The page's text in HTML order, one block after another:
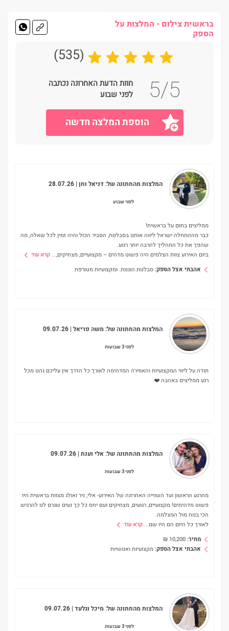
בראשית צילום - המלצות על
הספק
(535)
5/5
חוות הדעת האחרונה נכתבה
לפני שבוע
הוספת המלצה חדשה
לפני שבוע
המלצות מהחתונה של:דניאל וחן | 28.07.26
ממליצים בחום על בראשית!
כבר מההתחלה ישראל ליווה אותנו בסבלנות, הסביר הכול והיה זמין לכל שאלה, מה
שהפך את כל התהליך להרבה יותר רגוע.
ביום האירוע צוות הצלמים היה פשוט מדהים – מקצועיים, מצחיקים,... קרא עוד
אהבתי אצל הספק:סבלנות.הוגנות. ומקצועיות מטורפת
לפני 3 שבועות
המלצות מהחתונה של:משה פריאל | 09.07.26
תודה על ליווי המקצועיות והאווירה המדהימה לאורך כל הדרך אין עליכם נהנו מכל
רגע ממליצים באהבה ❤️
לפני 3 שבועות
המלצות מהחתונה של:אלי וענת | 09.07.26
מהרגע הראשון ועד השנייה האחרונה של האירוע- אלי, ניר ואולג מצוות בראשית היו
פשוט מדהימים! מקצועיים, רגועים, מצחיקים ועם יחס כל כך נעים שגרם לנו להרגיש
הכי בנוח מול המצלמה.
לאורך כל היום הם היו שם... קרא עוד
מחיר:10,200
₪
אהבתי אצל הספק:מקצועיות ואנושיות
לפני 3 שבועות
המלצות מהחתונה של:מיכל וגלעד | 09.07.26